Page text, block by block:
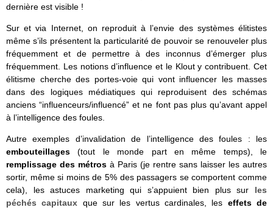
dernière est visible !
Sur et via Internet, on reproduit à l’envie des systèmes élitistes
même s’ils présentent la particularité de pouvoir se renouveler plus
fréquemment et de permettre à des inconnus d’émerger plus
fréquemment. Les notions d’influence et le Klout y contribuent. Cet
élitisme cherche des portes-voie qui vont influencer les masses
dans des logiques médiatiques qui reproduisent des schémas
anciens “influenceurs/influencé” et ne font pas plus qu’avant appel
à l’intelligence des foules.
Autre exemples d’invalidation de l’intelligence des foules : les
embouteillages(tout le monde part en même temps), le
remplissage des métros à Paris (je rentre sans laisser les autres
sortir, même si moins de 5% des passagers se comportent comme
cela), les astuces marketing qui s’appuient bien plus sur les
péchés capitaux que sur les vertus cardinales, les effets de